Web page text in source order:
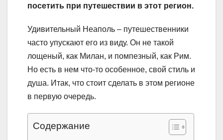
посетить при путешествии в этот регион.
Удивительный Неаполь – путешественники
часто упускают его из виду. Он не такой
лощеный, как Милан, и помпезный, как Рим.
Но есть в нем что-то особенное, свой стиль и
душа. Итак, что стоит сделать в этом регионе
в первую очередь.
Содержание